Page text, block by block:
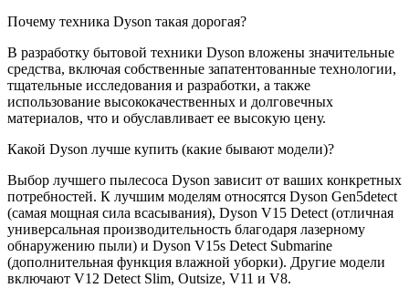
Почему техника Dyson такая дорогая?
В разработку бытовой техники Dyson вложены значительные
средства, включая собственные запатентованные технологии,
тщательные исследования и разработки, а также
использование высококачественных и долговечных
материалов, что и обуславливает ее высокую цену.
Какой Dyson лучше купить (какие бывают модели)?
Выбор лучшего пылесоса Dyson зависит от ваших конкретных
потребностей. К лучшим моделям относятся Dyson Gen5detect
(самая мощная сила всасывания), Dyson V15 Detect (отличная
универсальная производительность благодаря лазерному
обнаружению пыли) и Dyson V15s Detect Submarine
(дополнительная функция влажной уборки). Другие модели
включают V12 Detect Slim, Outsize, V11 и V8.